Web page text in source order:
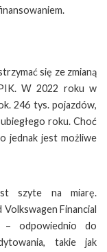
się ze zmianą
W 2022 roku w
246 tys. pojazdów,
roku. Choć
jednak jest możliwe
szyte na miarę.
Financial
– odpowiednio do
takie jak